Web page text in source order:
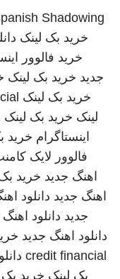
Shadowing
خرید بک لینک
خرید فالوور
جدید خرید بک لینک
خرید بک لینک
لینک خرید بک لینک
اینستاگرام خرید
فالوور لایک
اهنگ جدید خرید
اهنگ جدید دانلود
جدید دانلود
دانلود اهنگ جدید
credit financial
بک لینک خرید بک